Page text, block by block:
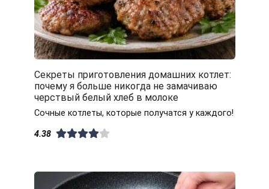
Секреты приготовления домашних котлет:
почему я больше никогда не замачиваю
черствый белый хлеб в молоке
Сочные котлеты, которые получатся у каждого!
4.38